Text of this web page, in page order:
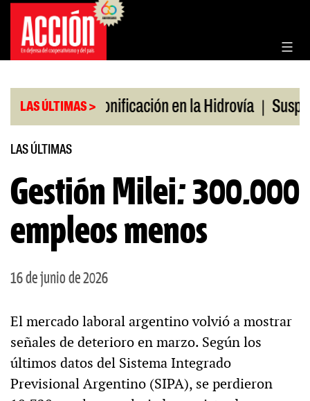
Saltar
contenido
LAS ÚLTIMAS >
en julio | Bonificación en la Hidrovía |
LAS ÚLTIMAS
Gestión Milei: 300.000
empleos menos
16 de junio de 2026
El mercado laboral argentino volvió a mostrar
señales de deterioro en marzo. Según los
últimos datos del Sistema Integrado
Previsional Argentino (SIPA), se perdieron